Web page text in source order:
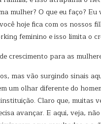
mulher? O que eu faço?
hoje fica com os nossos
feminino e isso limita o
crescimento para as
mas vão surgindo sinais
um olhar diferente do
Claro que, muitas
avançar. E aqui, veja,